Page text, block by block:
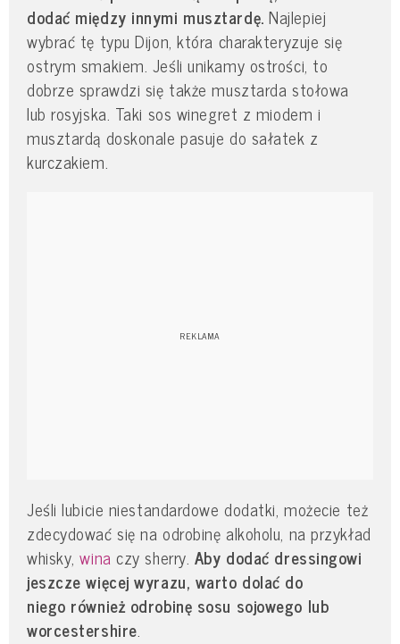
dodać między innymi musztardę.Najlepiej
wybrać tę typu Dijon, która charakteryzuje się
ostrym smakiem. Jeśli unikamy ostrości, to
dobrze sprawdzi się także musztarda stołowa
lub rosyjska. Taki sos winegret z miodem i
musztardą doskonale pasuje do sałatek z
kurczakiem.
Jeśli lubicie niestandardowe dodatki, możecie też
zdecydować się na odrobinę alkoholu, na przykład
whisky,wina czy sherry. Aby dodać dressingowi
jeszcze więcej wyrazu, warto dolać do
niego również odrobinę sosu sojowego lub
worcestershire.